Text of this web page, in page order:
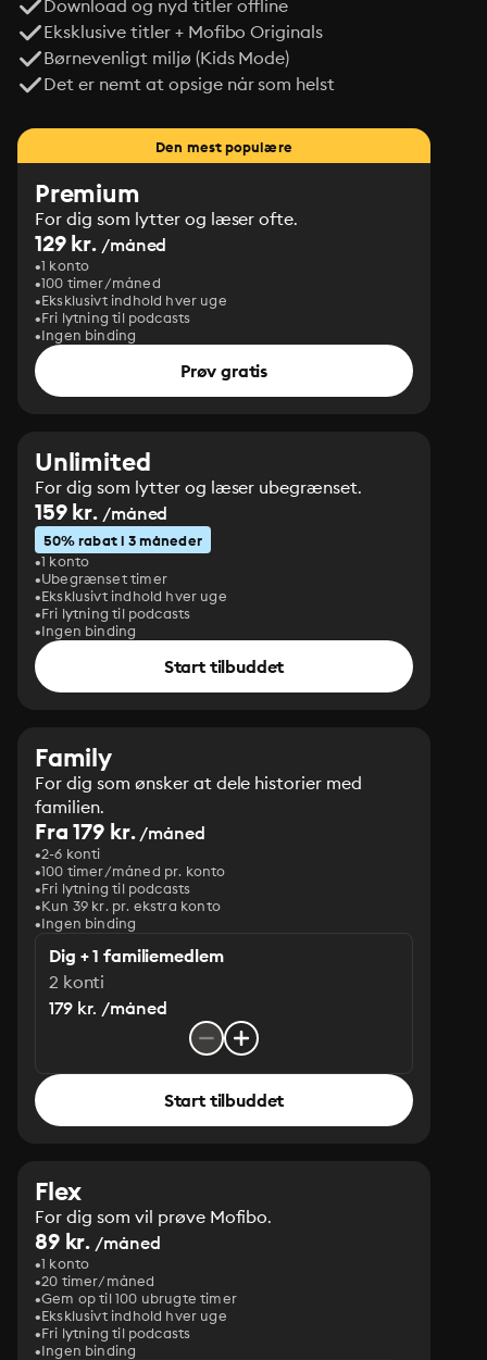
Download og nyd titler offline
Eksklusive titler + Mofibo Originals
Børnevenligt miljø (Kids Mode)
Det er nemt at opsige når som helst
Den mest populære
Premium
For dig som lytter og læser ofte.
129 kr. /måned
1 konto
100 timer/måned
Eksklusivt indhold hver uge
Fri lytning til podcasts
Ingen binding
Prøv gratis
Unlimited
For dig som lytter og læser ubegrænset.
159 kr. /måned
50% rabat i 3 måneder
1 konto
Ubegrænset timer
Eksklusivt indhold hver uge
Fri lytning til podcasts
Ingen binding
Start tilbuddet
Family
For dig som ønsker at dele historier med
familien.
Fra 179 kr./måned
2-6 konti
100 timer/måned pr. konto
Fri lytning til podcasts
Kun 39 kr. pr. ekstra konto
Ingen binding
Dig + 1 familiemedlem
2 konti
179 kr. /måned
Start tilbuddet
Flex
For dig som vil prøve Mofibo.
89 kr. /måned
1 konto
20 timer/måned
Gem op til 100 ubrugte timer
Eksklusivt indhold hver uge
Fri lytning til podcasts
Ingen binding